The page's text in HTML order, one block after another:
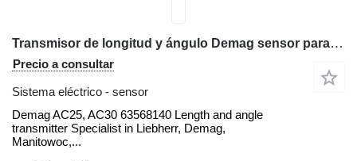
Transmisor de longitud y ángulo Demag sensor para Demag AC25, AC30 grúa móvil
Precio a consultar
Sistema eléctrico - sensor
Demag AC25, AC30 63568140 Length and angle
transmitter Specialist in Liebherr, Demag,
Manitowoc,...